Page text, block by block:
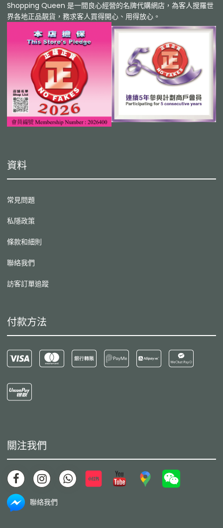
Shopping Queen 是一間良心經營的名牌代購網店，為客人搜羅世
界各地正品靚貨，務求客人買得開心、用得放心。
資料
常見問題
私隱政策
條款和細則
聯絡我們
訪客訂單追蹤
付款方法
關注我們
聯絡我們